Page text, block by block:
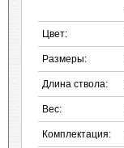
Цвет:
Размеры:
Длина ствола:
Вес:
Комплектация: